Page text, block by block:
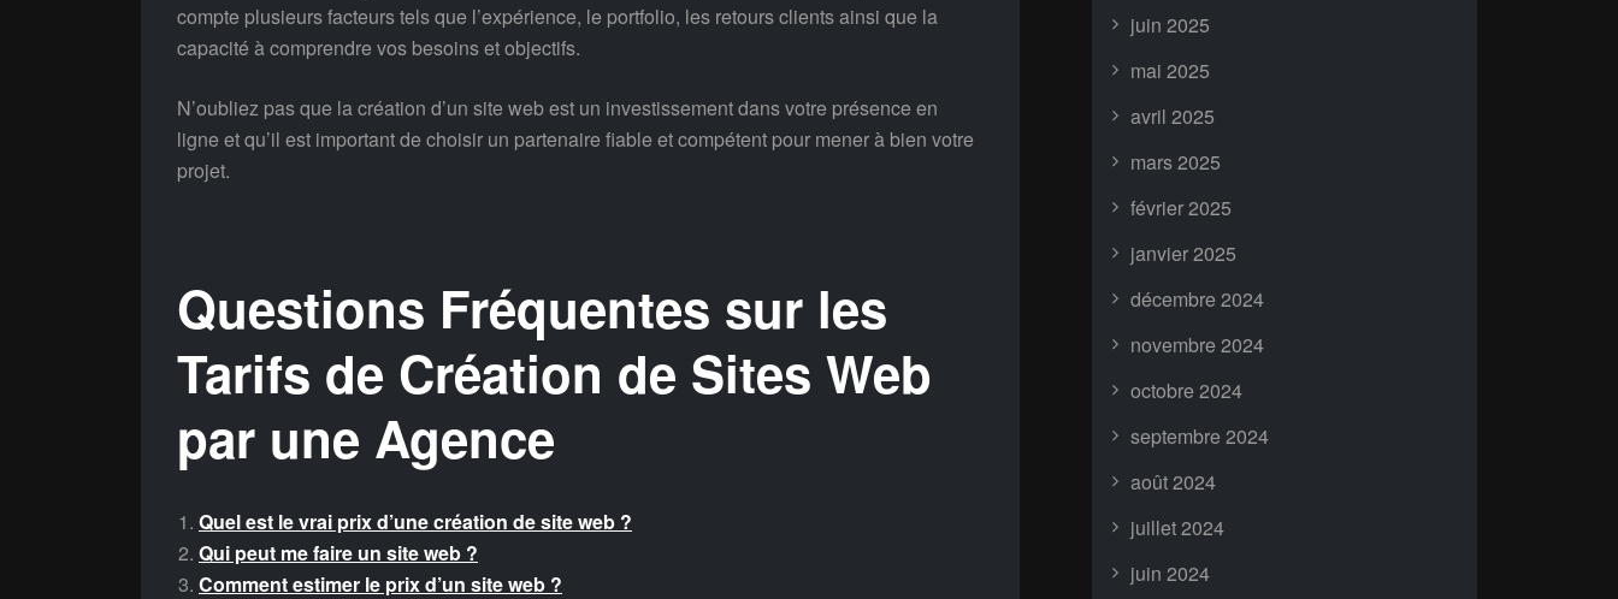
compte plusieurs facteurs tels que l’expérience, le portfolio, les retours clients ainsi que la
capacité à comprendre vos besoins et objectifs.
N’oubliez pas que la création d’un site web est un investissement dans votre présence en
ligne et qu’il est important de choisir un partenaire fiable et compétent pour mener à bien votre
projet.
Questions Fréquentes sur les
Tarifs de Création de Sites Web
par une Agence
Quel est le vrai prix d’une création de site web ?
Qui peut me faire un site web ?
Comment estimer le prix d’un site web ?
juin 2025
mai 2025
avril 2025
mars 2025
février 2025
janvier 2025
décembre 2024
novembre 2024
octobre 2024
septembre 2024
août 2024
juillet 2024
juin 2024